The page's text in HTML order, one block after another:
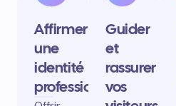
Affirmer
une
identité
professionnelle
Guider
et
rassurer
vos